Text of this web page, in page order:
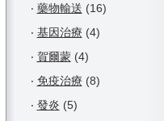
‧ 藥物輸送 (16)
‧ 基因治療 (4)
‧ 賀爾蒙(4)
‧ 免疫治療 (8)
‧ 發炎 (5)